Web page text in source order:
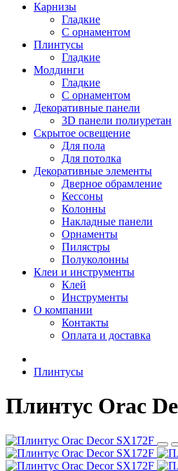
Карнизы
Гладкие
С орнаментом
Плинтусы
Гладкие
Молдинги
Гладкие
С орнаментом
Декоративные панели
3D панели полиуретан
Скрытое освещение
Для пола
Для потолка
Декоративные элементы
Дверное обрамление
Кессоны
Колонны
Накладные панели
Орнаменты
Пилястры
Полуколонны
Клеи и инструменты
Клей
Инструменты
О компании
Контакты
Оплата и доставка
Плинтусы
Плинтус Orac